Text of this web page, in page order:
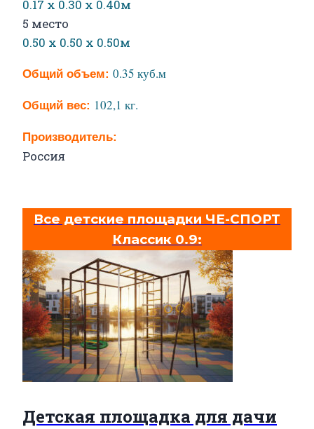
0.17 х 0.30 х 0.40м
5 место
0.50 х 0.50 х 0.50м
Общий объем: 0.35 куб.м
Общий вес: 102,1 кг.
Производитель:
Россия
Все детские площадки ЧЕ-СПОРТ
Классик 0.9:
Детская площадка для дачи